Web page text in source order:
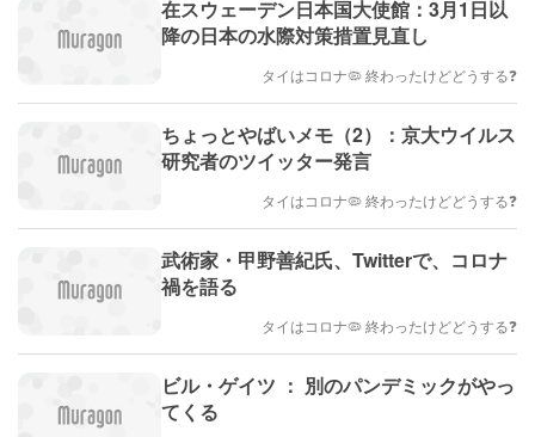
在スウェーデン日本国大使館：3月1日以
降の日本の水際対策措置見直し
タイはコロナ🦠 終わったけどどうする❓
ちょっとやばいメモ（2）：京大ウイルス
研究者のツイッター発言
タイはコロナ🦠 終わったけどどうする❓
武術家・甲野善紀氏、Twitterで、コロナ
禍を語る
タイはコロナ🦠 終わったけどどうする❓
ビル・ゲイツ ： 別のパンデミックがやっ
てくる